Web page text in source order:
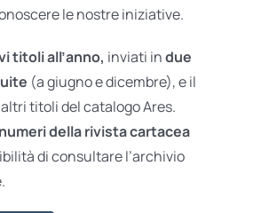
le nostre iniziative.
titoli all’anno, inviati indue
(a giugno e dicembre), e il
titoli del catalogo Ares.
numeri della rivista cartacea
di consultare l’archivio